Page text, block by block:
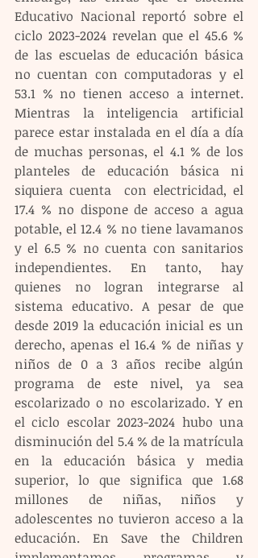
Educativo Nacional reportó sobre el
ciclo 2023-2024 revelan que el 45.6 %
de las escuelas de educación básica
no cuentan con computadoras y el
53.1 % no tienen acceso a internet.
Mientras la inteligencia artificial
parece estar instalada en el día a día
de muchas personas, el 4.1 % de los
planteles de educación básica ni
siquiera cuenta  con electricidad, el
17.4 % no dispone de acceso a agua
potable, el 12.4 % no tiene lavamanos
y el 6.5 % no cuenta con sanitarios
independientes. En tanto, hay
quienes no logran integrarse al
sistema educativo. A pesar de que
desde 2019 la educación inicial es un
derecho, apenas el 16.4 % de niñas y
niños de 0 a 3 años recibe algún
programa de este nivel, ya sea
escolarizado o no escolarizado. Y en
el ciclo escolar 2023-2024 hubo una
disminución del 5.4 % de la matrícula
en la educación básica y media
superior, lo que significa que 1.68
millones de niñas, niños y
adolescentes no tuvieron acceso a la
educación. En Save the Children